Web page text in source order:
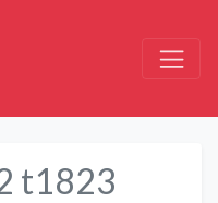
t1823